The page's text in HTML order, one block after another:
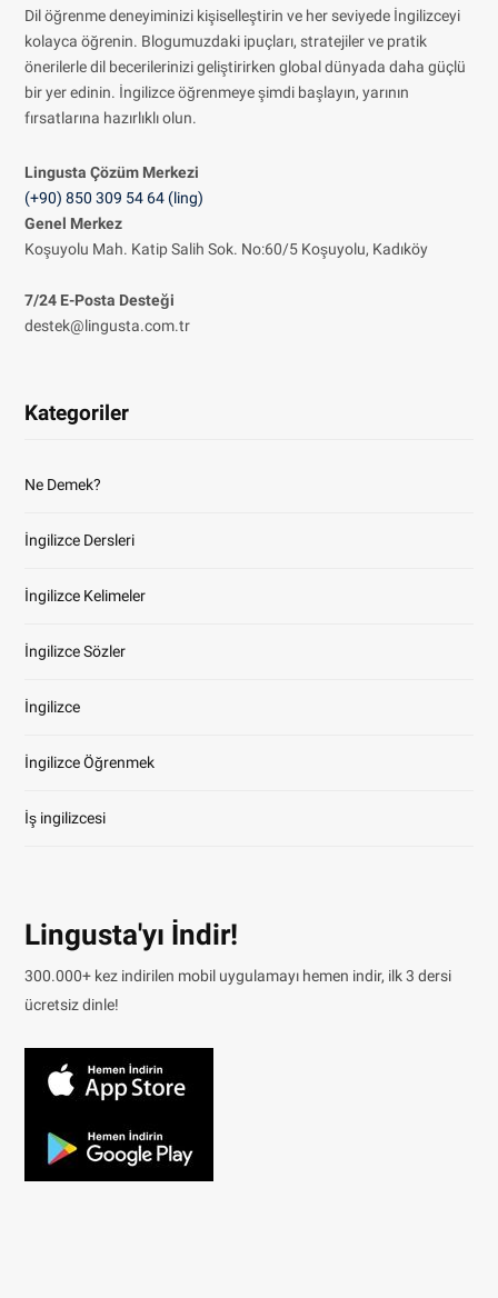
Dil öğrenme deneyiminizi kişiselleştirin ve her seviyede İngilizceyi
kolayca öğrenin. Blogumuzdaki ipuçları, stratejiler ve pratik
önerilerle dil becerilerinizi geliştirirken global dünyada daha güçlü
bir yer edinin. İngilizce öğrenmeye şimdi başlayın, yarının
fırsatlarına hazırlıklı olun.
Lingusta Çözüm Merkezi
(+90) 850 309 54 64 (ling)
Genel Merkez
Koşuyolu Mah. Katip Salih Sok. No:60/5 Koşuyolu, Kadıköy
7/24 E-Posta Desteği
destek@lingusta.com.tr
Kategoriler
Ne Demek?
İngilizce Dersleri
İngilizce Kelimeler
İngilizce Sözler
İngilizce
İngilizce Öğrenmek
İş ingilizcesi
Lingusta'yı İndir!
300.000+ kez indirilen mobil uygulamayı hemen indir, ilk 3 dersi
ücretsiz dinle!